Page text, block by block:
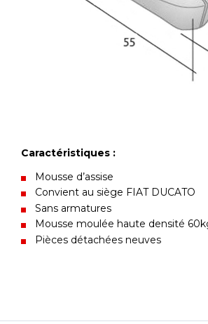
Caractéristiques :
Mousse d’assise
Convient au siège FIAT DUCATO
Sans armatures
Mousse moulée haute densité
Pièces détachées neuves